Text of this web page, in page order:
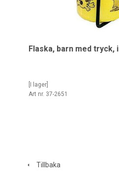
Flaska, barn med tryck,
[I lager]
Art nr. 37-2651
Tillbaka